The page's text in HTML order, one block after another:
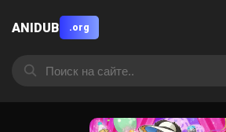
ANIDUB .org